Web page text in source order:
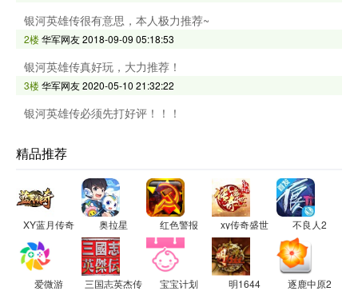
银河英雄传很有意思，本人极力推荐~
2楼华军网友2018-09-09 05:18:53
银河英雄传真好玩，大力推荐！
3楼华军网友2020-05-10 21:32:22
银河英雄传必须先打好评！！！
精品推荐
XY蓝月传奇 奥拉星 红色警报 xy传奇盛世 不良人2
爱微游 三国志英杰传 宝宝计划 明1644 逐鹿中原2